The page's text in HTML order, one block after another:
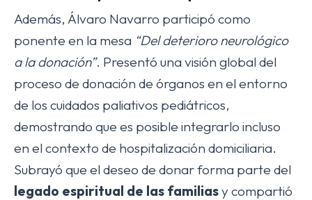
Además, Álvaro Navarro participó como
ponente en la mesa “Del deterioro neurológico
a la donación”. Presentó una visión global del
proceso de donación de órganos en el entorno
de los cuidados paliativos pediátricos,
demostrando que es posible integrarlo incluso
en el contexto de hospitalización domiciliaria.
Subrayó que el deseo de donar forma parte del
legado espiritual de las familiasy compartió